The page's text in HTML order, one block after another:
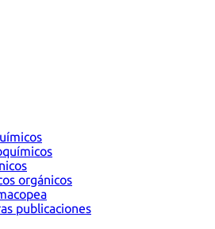
orgánicos
publicaciones